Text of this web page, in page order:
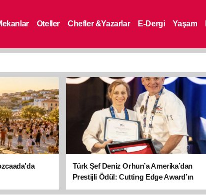
Oteller Chefler &Yazarlar E-Dergi Yaşam
Türk Şef Deniz Orhun’a Amerika’dan
Prestijli Ödül: Cutting Edge Award’ın
sahibi oldu